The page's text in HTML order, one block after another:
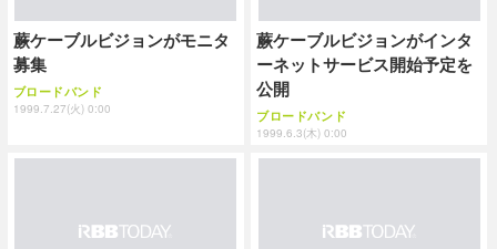
蕨ケーブルビジョンがモニタ
募集
ブロードバンド
1999.7.27(火) 0:00
蕨ケーブルビジョンがインタ
ーネットサービス開始予定を
公開
ブロードバンド
1999.6.3(木) 0:00